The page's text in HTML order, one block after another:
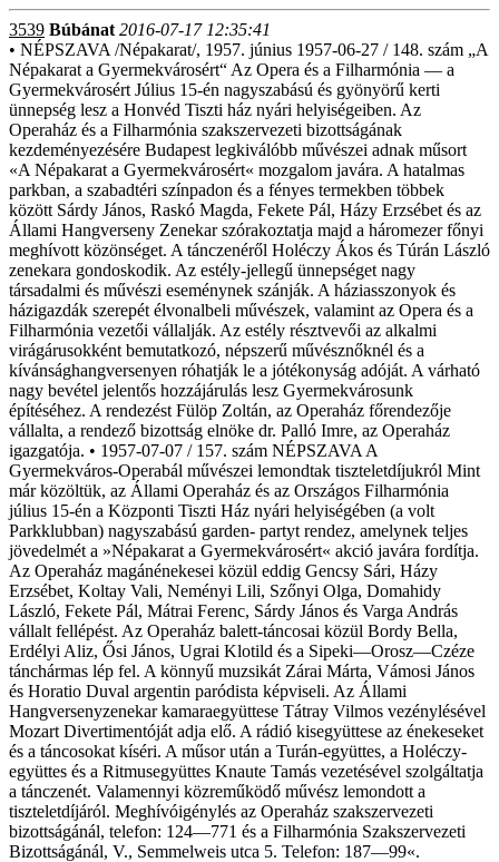
3539 Búbánat 2016-07-17 12:35:41
• NÉPSZAVA /Népakarat/, 1957. június 1957-06-27 / 148. szám „A
Népakarat a Gyermekvárosért“ Az Opera és a Filharmónia — a
Gyermekvárosért Július 15-én nagyszabású és gyönyörű kerti
ünnepség lesz a Honvéd Tiszti ház nyári helyiségeiben. Az
Operaház és a Filharmónia szakszervezeti bizottságának
kezdeményezésére Budapest legkiválóbb művészei adnak műsort
«A Népakarat a Gyermekvárosért« mozgalom javára. A hatalmas
parkban, a szabadtéri színpadon és a fényes termekben többek
között Sárdy János, Raskó Magda, Fekete Pál, Házy Erzsébet és az
Állami Hangverseny Zenekar szórakoztatja majd a háromezer főnyi
meghívott közönséget. A tánczenéről Holéczy Ákos és Túrán László
zenekara gondoskodik. Az estély-jellegű ünnepséget nagy
társadalmi és művészi eseménynek szánják. A háziasszonyok és
házigazdák szerepét élvonalbeli művészek, valamint az Opera és a
Filharmónia vezetői vállalják. Az estély résztvevői az alkalmi
virágárusokként bemutatkozó, népszerű művésznőknél és a
kívánsághangversenyen róhatják le a jótékonyság adóját. A várható
nagy bevétel jelentős hozzájárulás lesz Gyermekvárosunk
építéséhez. A rendezést Fülöp Zoltán, az Operaház főrendezője
vállalta, a rendező bizottság elnöke dr. Palló Imre, az Operaház
igazgatója. • 1957-07-07 / 157. szám NÉPSZAVA A
Gyermekváros-Operabál művészei lemondtak tiszteletdíjukról Mint
már közöltük, az Állami Operaház és az Országos Filharmónia
július 15-én a Központi Tiszti Ház nyári helyiségében (a volt
Parkklubban) nagyszabású garden- partyt rendez, amelynek teljes
jövedelmét a »Népakarat a Gyermekvárosért« akció javára fordítja.
Az Operaház magánénekesei közül eddig Gencsy Sári, Házy
Erzsébet, Koltay Vali, Neményi Lili, Szőnyi Olga, Domahidy
László, Fekete Pál, Mátrai Ferenc, Sárdy János és Varga András
vállalt fellépést. Az Operaház balett-táncosai közül Bordy Bella,
Erdélyi Aliz, Ősi János, Ugrai Klotild és a Sipeki—Orosz—Czéze
tánchármas lép fel. A könnyű muzsikát Zárai Márta, Vámosi János
és Horatio Duval argentin paródista képviseli. Az Állami
Hangversenyzenekar kamaraegyüttese Tátray Vilmos vezénylésével
Mozart Divertimentóját adja elő. A rádió kisegyüttese az énekeseket
és a táncosokat kíséri. A műsor után a Turán-együttes, a Holéczy-
együttes és a Ritmusegyüttes Knaute Tamás vezetésével szolgáltatja
a tánczenét. Valamennyi közreműködő művész lemondott a
tiszteletdíjáról. Meghívóigénylés az Operaház szakszervezeti
bizottságánál, telefon: 124—771 és a Filharmónia Szakszervezeti
Bizottságánál, V., Semmelweis utca 5. Telefon: 187—99«.